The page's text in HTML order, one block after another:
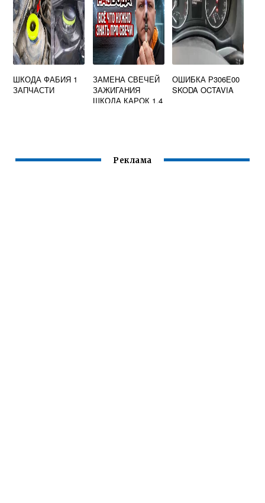
ШКОДА ФАБИЯ 1
ЗАПЧАСТИ
ЗАМЕНА СВЕЧЕЙ
ЗАЖИГАНИЯ
ШКОДА КАРОК 1.4
ОШИБКА Р306Е00
SKODA OCTAVIA
Реклама